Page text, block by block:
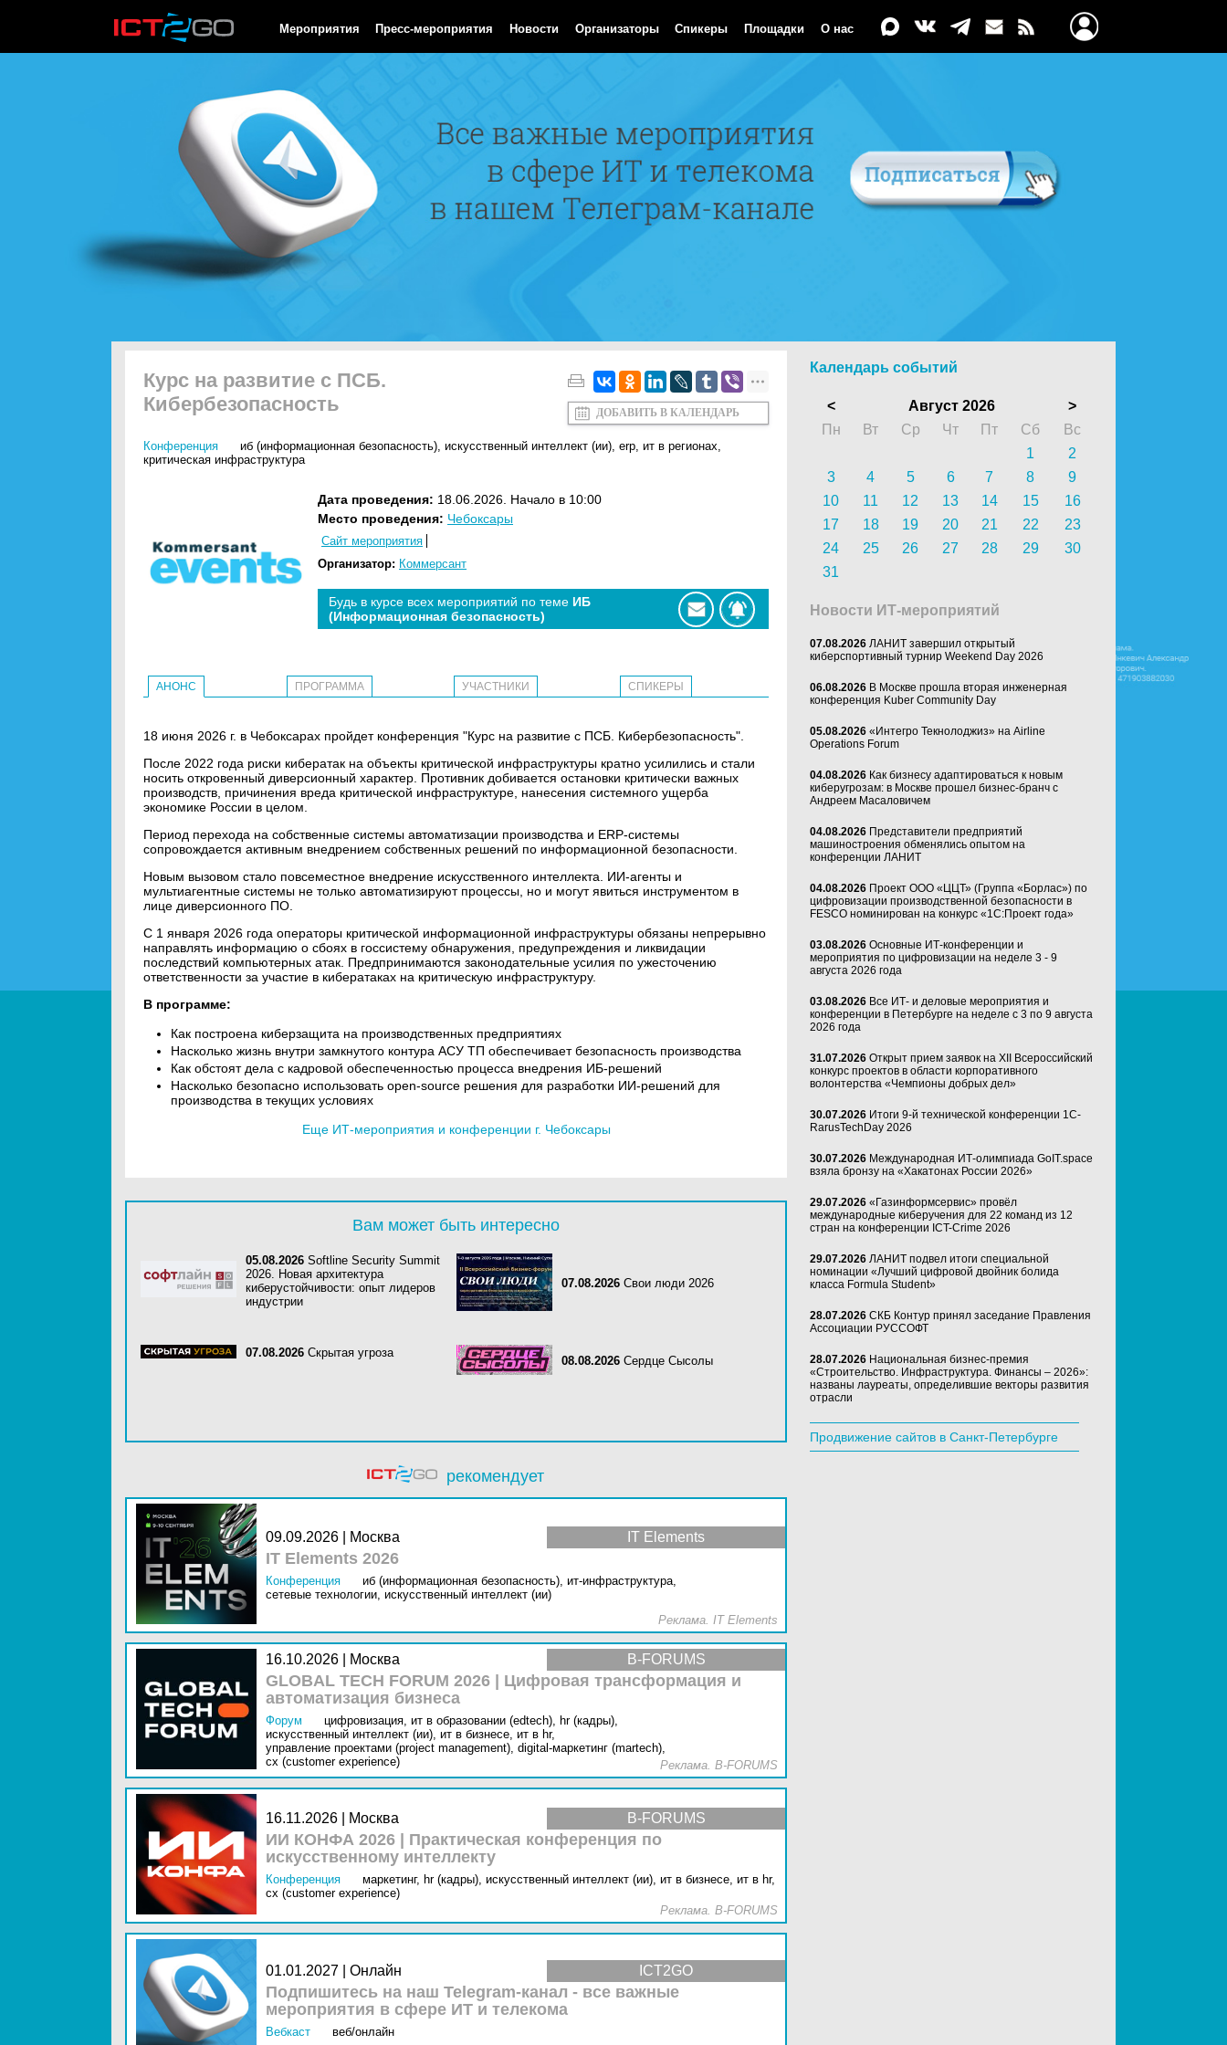
Мероприятия Пресс-мероприятия Новости Организаторы Спикеры Площадки О нас
Курс на развитие с ПСБ.
Кибербезопасность
ДОБАВИТЬ В КАЛЕНДАРЬ
Конференция иб (информационная безопасность), искусственный интеллект (ии), erp, ит в регионах,
критическая инфраструктура
Дата проведения: 18.06.2026. Начало в 10:00
Место проведения: Чебоксары
Сайт мероприятия
Организатор: Коммерсант
Будь в курсе всех мероприятий по теме ИБ
(Информационная безопасность)
АНОНС ПРОГРАММА УЧАСТНИКИ СПИКЕРЫ
18 июня 2026 г. в Чебоксарах пройдет конференция "Курс на развитие с ПСБ. Кибербезопасность".
После 2022 года риски кибератак на объекты критической инфраструктуры кратно усилились и стали
носить откровенный диверсионный характер. Противник добивается остановки критически важных
производств, причинения вреда критической инфраструктуре, нанесения системного ущерба
экономике России в целом.
Период перехода на собственные системы автоматизации производства и ERP-системы
сопровождается активным внедрением собственных решений по информационной безопасности.
Новым вызовом стало повсеместное внедрение искусственного интеллекта. ИИ-агенты и
мультиагентные системы не только автоматизируют процессы, но и могут явиться инструментом в
лице диверсионного ПО.
С 1 января 2026 года операторы критической информационной инфраструктуры обязаны непрерывно
направлять информацию о сбоях в госсистему обнаружения, предупреждения и ликвидации
последствий компьютерных атак. Предпринимаются законодательные усилия по ужесточению
ответственности за участие в кибератаках на критическую инфраструктуру.
В программе:
Как построена киберзащита на производственных предприятиях
Насколько жизнь внутри замкнутого контура АСУ ТП обеспечивает безопасность производства
Как обстоят дела с кадровой обеспеченностью процесса внедрения ИБ-решений
Насколько безопасно использовать open-source решения для разработки ИИ-решений для
производства в текущих условиях
Еще ИТ-мероприятия и конференции г. Чебоксары
Вам может быть интересно
05.08.2026 Softline Security Summit
2026. Новая архитектура
киберустойчивости: опыт лидеров
индустрии
07.08.2026 Свои люди 2026
07.08.2026 Скрытая угроза
08.08.2026 Сердце Сысолы
рекомендует
IT Elements
09.09.2026 | Москва
IT Elements 2026
Конференция иб (информационная безопасность), ит-инфраструктура,
сетевые технологии, искусственный интеллект (ии)
Реклама. IT Elements
B-FORUMS
16.10.2026 | Москва
GLOBAL TECH FORUM 2026 | Цифровая трансформация и
автоматизация бизнеса
Форум цифровизация, ит в образовании (edtech), hr (кадры),
искусственный интеллект (ии), ит в бизнесе, ит в hr,
управление проектами (project management), digital-маркетинг (martech),
cx (customer experience)
Реклама. B-FORUMS
B-FORUMS
16.11.2026 | Москва
ИИ КОНФА 2026 | Практическая конференция по
искусственному интеллекту
Конференция маркетинг, hr (кадры), искусственный интеллект (ии), ит в бизнесе, ит в hr,
cx (customer experience)
Реклама. B-FORUMS
ICT2GO
01.01.2027 | Онлайн
Подпишитесь на наш Telegram-канал - все важные
мероприятия в сфере ИТ и телекома
Вебкаст веб/онлайн
Календарь событий
< Август 2026
>
Пн
Вт Ср Чт Пт Сб
Вс
1
2
3
4 5 6 7 8
9
10
11 12 13 14 15
16
17
18 19 20 21 22
23
24
25 26 27 28 29
30
31
Новости ИТ-мероприятий
07.08.2026 ЛАНИТ завершил открытый
киберспортивный турнир Weekend Day 2026
06.08.2026 В Москве прошла вторая инженерная
конференция Kuber Community Day
05.08.2026 «Интегро Текнолоджиз» на Airline
Operations Forum
04.08.2026 Как бизнесу адаптироваться к новым
киберугрозам: в Москве прошел бизнес-бранч с
Андреем Масаловичем
04.08.2026 Представители предприятий
машиностроения обменялись опытом на
конференции ЛАНИТ
04.08.2026 Проект ООО «ЦЦТ» (Группа «Борлас») по
цифровизации производственной безопасности в
FESCO номинирован на конкурс «1С:Проект года»
03.08.2026 Основные ИТ-конференции и
мероприятия по цифровизации на неделе 3 - 9
августа 2026 года
03.08.2026 Все ИТ- и деловые мероприятия и
конференции в Петербурге на неделе с 3 по 9 августа
2026 года
31.07.2026 Открыт прием заявок на XII Всероссийский
конкурс проектов в области корпоративного
волонтерства «Чемпионы добрых дел»
30.07.2026 Итоги 9-й технической конференции 1C-
RarusTechDay 2026
30.07.2026 Международная ИТ-олимпиада GoIT.space
взяла бронзу на «Хакатонах России 2026»
29.07.2026 «Газинформсервис» провёл
международные киберучения для 22 команд из 12
стран на конференции ICT-Crime 2026
29.07.2026 ЛАНИТ подвел итоги специальной
номинации «Лучший цифровой двойник болида
класса Formula Student»
28.07.2026 СКБ Контур принял заседание Правления
Ассоциации РУССОФТ
28.07.2026 Национальная бизнес-премия
«Строительство. Инфраструктура. Финансы – 2026»:
названы лауреаты, определившие векторы развития
отрасли
Продвижение сайтов в Санкт-Петербурге